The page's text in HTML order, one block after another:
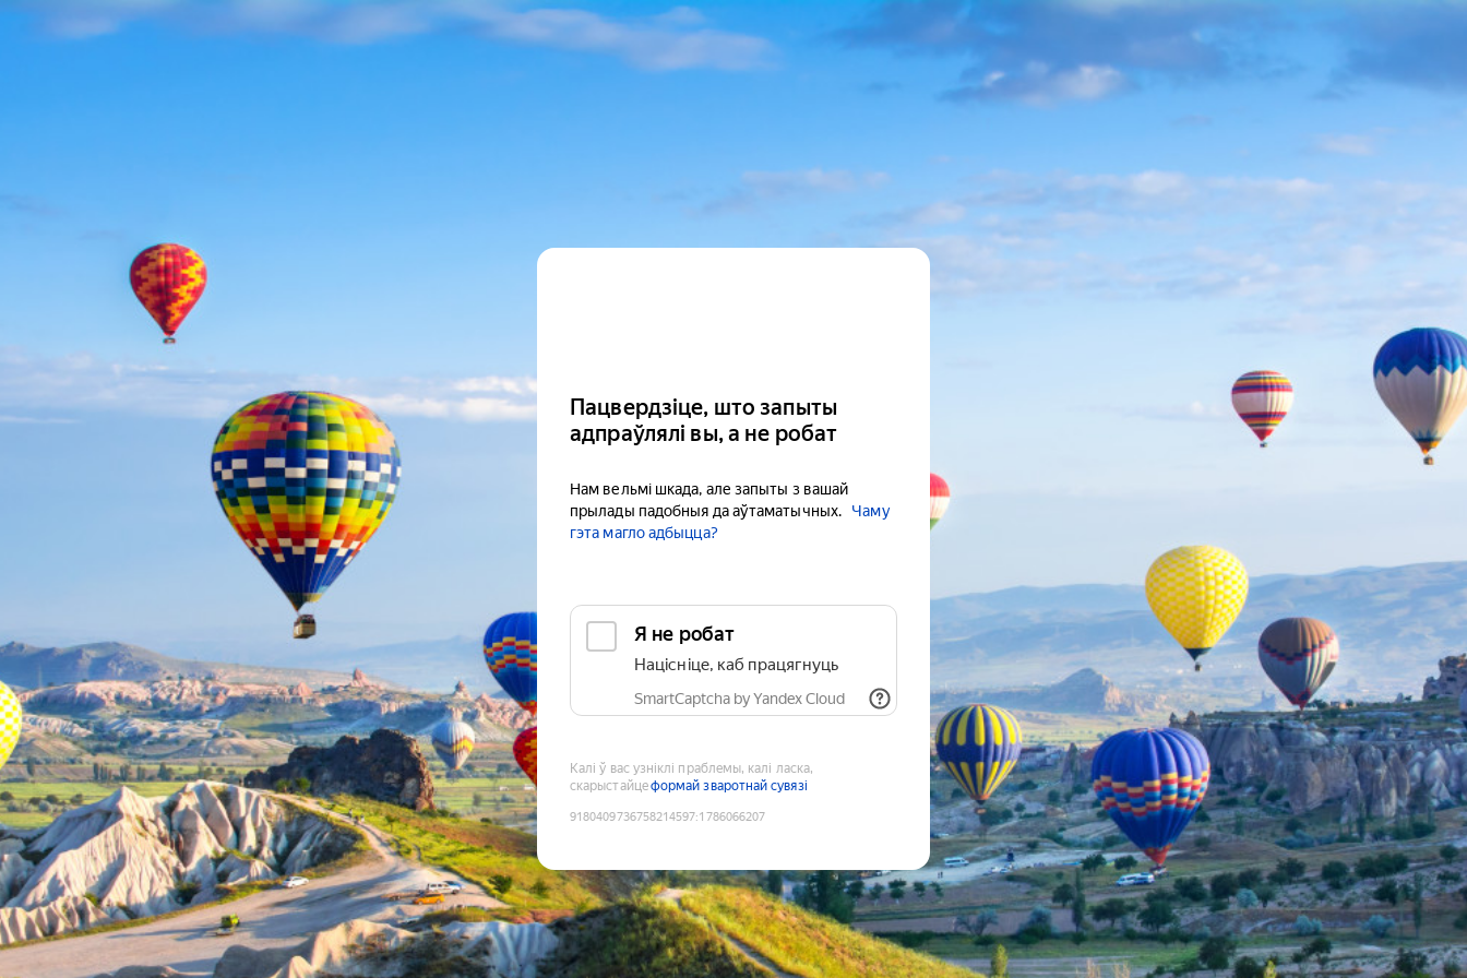
Пацвердзіце, што запыты
адпраўлялі вы, а не робат
Нам вельмі шкада, але запыты з вашай
прылады падобныя да аўтаматычных.
Чаму
гэта магло адбыцца?
Я не робат
Націсніце, каб працягнуць
SmartCaptcha by Yandex Cloud
Калі ў вас узніклі праблемы, калі ласка,
скарыстайцеформай зваротнай сувязі
9180409736758214597:1786066207